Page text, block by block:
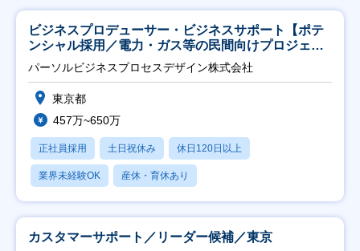
ビジネスプロデューサー・ビジネスサポート【ポテ
ンシャル採用／電力・ガス等の民間向けプロジェク
ト推進】
パーソルビジネスプロセスデザイン株式会社
東京都
457万~650万
正社員採用 土日祝休み 休日120日以上
業界未経験OK 産休・育休あり
カスタマーサポート／リーダー候補／東京